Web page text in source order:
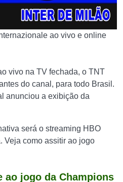
ao vivo e online
vivo na TV fechada, o TNT
do canal, para todo Brasil.
anunciou a exibição da
será o streaming HBO
Veja como assitir ao jogo
jogo da Champions